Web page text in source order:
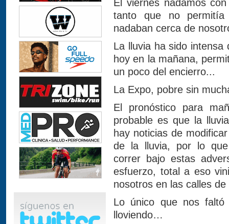
El viernes nadamos
tanto que no
nadaban cerca de
La lluvia ha sido intensa
hoy en la mañana,
un poco del encierro...
La Expo, pobre sin
El pronóstico para
probable es que la
hay noticias de
de la lluvia, por lo que
correr bajo estas
esfuerzo, total a eso
nosotros en las calles de
Lo único que nos faltó
lloviendo…